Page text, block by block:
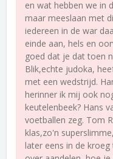
en wat hebben we in
maar meeslaan met
iedereen in de war
einde aan, hels en
goed dat je dat toen
Blik,echte judoka,
met een wedstrijd.
herinner ik mij ook
keutelenbeek? Hans
voetballen zeg. Tom
klas,zo'n
later eens in de